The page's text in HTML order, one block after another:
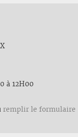
à 12H00
remplir le formulaire